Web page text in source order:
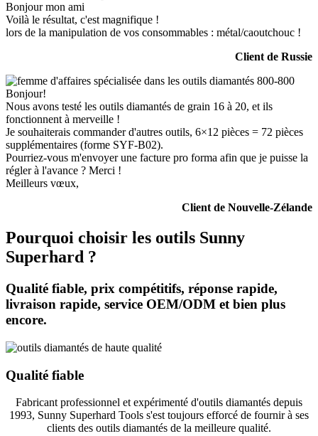
Bonjour mon ami
Voilà le résultat, c'est magnifique !
lors de la manipulation de vos consommables : métal/caoutchouc !
Client de Russie
Bonjour!
Nous avons testé les outils diamantés de grain 16 à 20, et ils
fonctionnent à merveille !
Je souhaiterais commander d'autres outils, 6×12 pièces = 72 pièces
supplémentaires (forme SYF-B02).
Pourriez-vous m'envoyer une facture pro forma afin que je puisse la
régler à l'avance ? Merci !
Meilleurs vœux,
Client de Nouvelle-Zélande
Pourquoi choisir les outils Sunny
Superhard ?
Qualité fiable, prix compétitifs, réponse rapide,
livraison rapide, service OEM/ODM et bien plus
encore.
Qualité fiable
Fabricant professionnel et expérimenté d'outils diamantés depuis
1993, Sunny Superhard Tools s'est toujours efforcé de fournir à ses
clients des outils diamantés de la meilleure qualité.